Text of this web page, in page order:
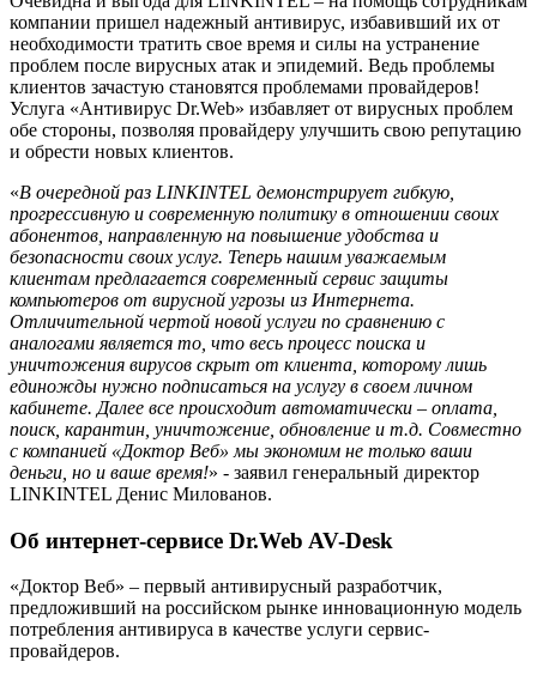
компании пришел надежный антивирус, избавивший их от
необходимости тратить свое время и силы на устранение
проблем после вирусных атак и эпидемий. Ведь проблемы
клиентов зачастую становятся проблемами провайдеров!
Услуга «Антивирус Dr.Web» избавляет от вирусных проблем
обе стороны, позволяя провайдеру улучшить свою репутацию
и обрести новых клиентов.
«В очередной раз LINKINTEL демонстрирует гибкую,
прогрессивную и современную политику в отношении своих
абонентов, направленную на повышение удобства и
безопасности своих услуг. Теперь нашим уважаемым
клиентам предлагается современный сервис защиты
компьютеров от вирусной угрозы из Интернета.
Отличительной чертой новой услуги по сравнению с
аналогами является то, что весь процесс поиска и
уничтожения вирусов скрыт от клиента, которому лишь
единожды нужно подписаться на услугу в своем личном
кабинете. Далее все происходит автоматически – оплата,
поиск, карантин, уничтожение, обновление и т.д. Совместно
с компанией «Доктор Веб» мы экономим не только ваши
деньги, но и ваше время!» - заявил генеральный директор
LINKINTEL Денис Милованов.
Об интернет-сервисе Dr.Web AV-Desk
«Доктор Веб» – первый антивирусный разработчик,
предложивший на российском рынке инновационную модель
потребления антивируса в качестве услуги сервис-
провайдеров.